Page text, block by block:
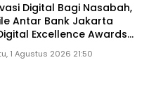
Digital Bagi Nasabah,
Antar Bank Jakarta
Excellence Awards
1 Agustus 2026 21:50